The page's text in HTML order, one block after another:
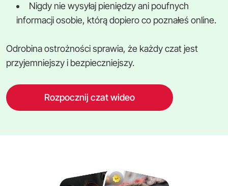
Nigdy nie wysyłaj pieniędzy ani poufnych
informacji osobie, którą dopiero co poznałeś online.
Odrobina ostrożności sprawia, że każdy czat jest
przyjemniejszy i bezpieczniejszy.
Rozpocznij czat wideo